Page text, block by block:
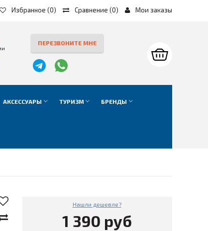
Избранное (0) Сравнение (0) Мои заказы
ПЕРЕЗВОНИТЕ МНЕ
АКСЕССУАРЫ ТУРИЗМ БРЕНДЫ
Нашли дешевле?
1 390 руб